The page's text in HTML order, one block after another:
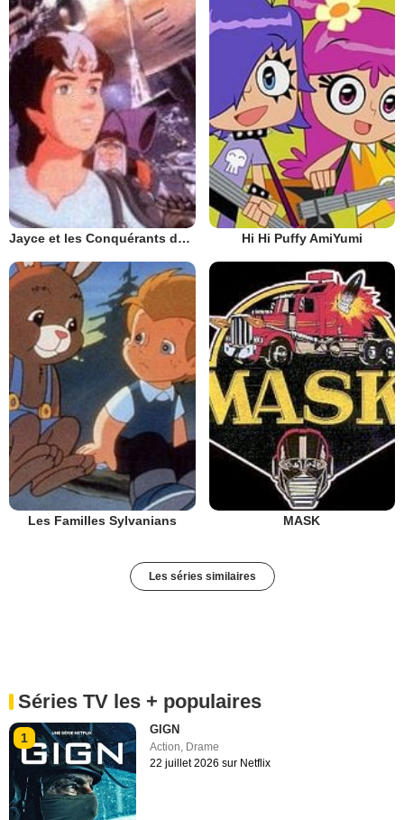
Jayce et les Conquérants de la Lumière Hi Hi Puffy AmiYumi
Les Familles Sylvanians MASK
Les séries similaires
Séries TV les + populaires
1
GIGN
Action Drame
22 juillet 2026 sur Netflix